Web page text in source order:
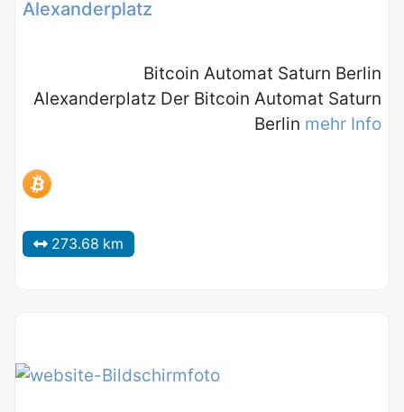
Alexanderplatz
Bitcoin Automat Saturn Berlin
Alexanderplatz Der Bitcoin Automat Saturn
Berlin mehr Info
273.68 km